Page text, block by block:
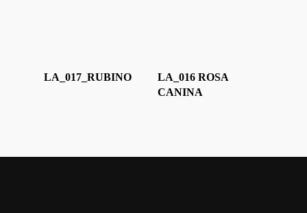
LA_017_RUBINO
LA_016 ROSA
CANINA